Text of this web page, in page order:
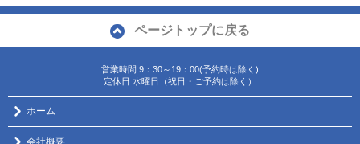
ページトップに戻る
営業時間:9：30～19：00(予約時は除く)
定休日:水曜日（祝日・ご予約は除く）
ホーム